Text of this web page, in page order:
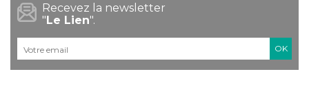
Recevez la newsletter
"Le Lien".
Courriel*